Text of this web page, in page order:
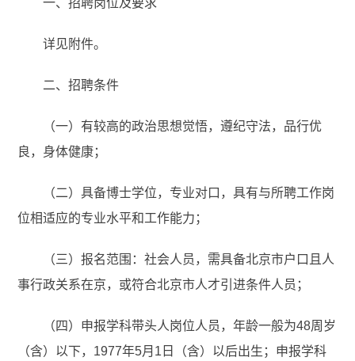
一、招聘岗位及要求
详见附件。
二、招聘条件
（一）有较高的政治思想觉悟，遵纪守法，品行优
良，身体健康；
（二）具备博士学位，专业对口，具有与所聘工作岗
位相适应的专业水平和工作能力；
（三）报名范围：社会人员，需具备北京市户口且人
事行政关系在京，或符合北京市人才引进条件人员；
（四）申报学科带头人岗位人员，年龄一般为48周岁
（含）以下，1977年5月1日（含）以后出生；申报学科